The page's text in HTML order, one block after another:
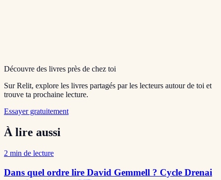
Découvre des livres près de chez toi
Sur Relit, explore les livres partagés par les lecteurs autour de toi et
trouve ta prochaine lecture.
Essayer gratuitement
À lire aussi
2 min de lecture
Dans quel ordre lire David Gemmell ? Cycle Drenai